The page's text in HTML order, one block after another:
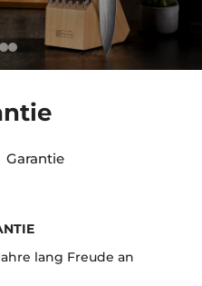
Garantie
lang Freude an